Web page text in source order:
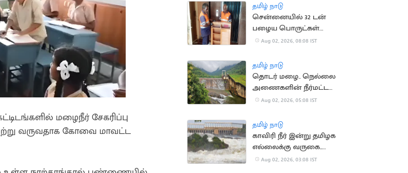
மழைநீர் சேகரிப்பு
வருவதாக கோவை மாவட்ட
தமிழ் நாடு
சென்னையில் 32 டன்
பழைய பொருட்கள்
சேகரிக்கப்பட்டு அகற்றம்
Aug 02, 2026, 08:08 IST
தமிழ் நாடு
தொடர் மழை.. நெல்லை
அணைகளின் நீர்மட்டம்
கிடுகிடு உயர்வு
Aug 02, 2026, 05:08 IST
தமிழ் நாடு
காவிரி நீர் இன்று தமிழக
எல்லைக்கு வருகை..
விவசாயிகள்
Aug 02, 2026, 03:08 IST